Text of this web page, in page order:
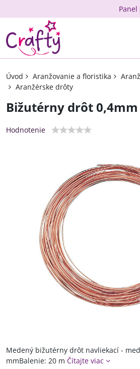
Úvod Aranžovanie a floristika
Aranžérske drôty
Bižutérny drôt
Hodnotenie
Medený bižutérny drôt navliekací -
mmBalenie: 20 m Čítajte viac